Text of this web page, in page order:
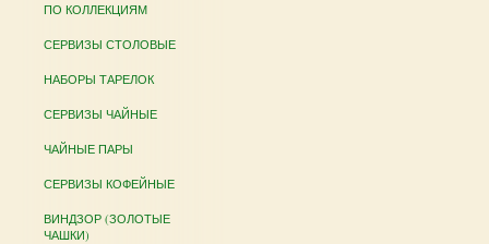
ПО КОЛЛЕКЦИЯМ
СЕРВИЗЫ СТОЛОВЫЕ
НАБОРЫ ТАРЕЛОК
СЕРВИЗЫ ЧАЙНЫЕ
ЧАЙНЫЕ ПАРЫ
СЕРВИЗЫ КОФЕЙНЫЕ
ВИНДЗОР (ЗОЛОТЫЕ
ЧАШКИ)